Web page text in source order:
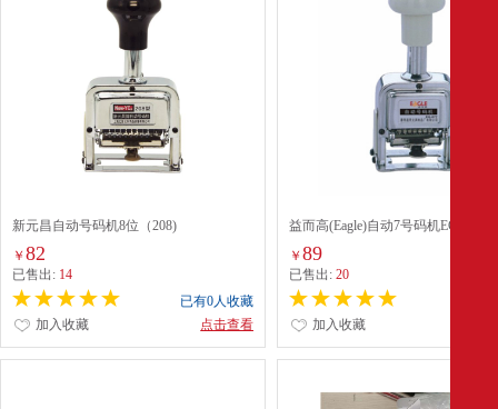
新元昌自动号码机8位（208)
￥ 82
已售出: 14
已有0人收藏
点击查看
加入收藏
益而高(Eagle)自动7号码机EG-077
￥89
已售出:20
加入收藏